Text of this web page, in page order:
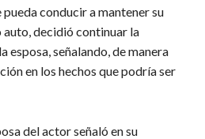
conducir a mantener su
auto, decidió continuar la
señalando, de manera
en los hechos que podría ser
del actor señaló en su